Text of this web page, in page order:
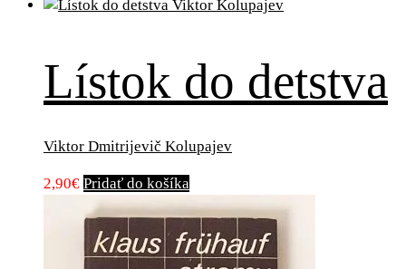
Lístok do detstva
Viktor Dmitrijevič Kolupajev
2,90€ Pridať do košíka